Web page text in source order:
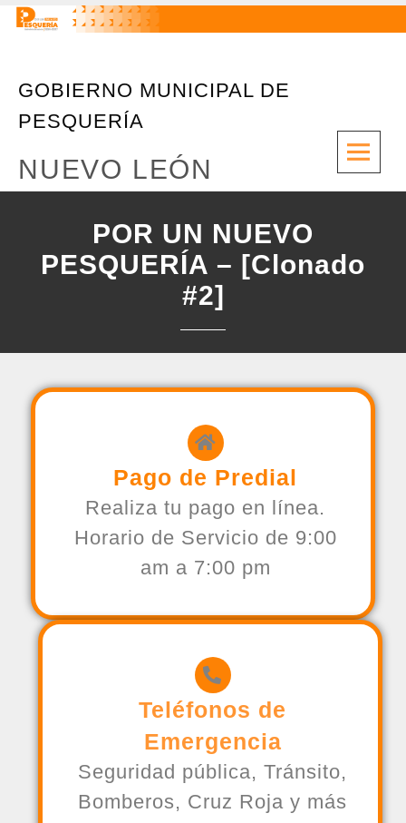
GOBIERNO MUNICIPAL DE
PESQUERÍA
NUEVO LEÓN
POR UN NUEVO
PESQUERÍA – [Clonado
#2]
Pago de Predial
Realiza tu pago en línea.
Horario de Servicio de 9:00
am a 7:00 pm
Teléfonos de
Emergencia
Seguridad pública, Tránsito,
Bomberos, Cruz Roja y más